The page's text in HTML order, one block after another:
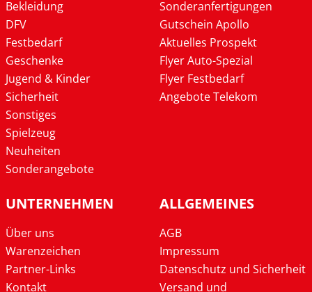
Bekleidung
DFV
Festbedarf
Geschenke
Jugend & Kinder
Sicherheit
Sonstiges
Spielzeug
Neuheiten
Sonderangebote
Sonderanfertigungen
Gutschein Apollo
Aktuelles Prospekt
Flyer Auto-Spezial
Flyer Festbedarf
Angebote Telekom
UNTERNEHMEN
Über uns
Warenzeichen
Partner-Links
Kontakt
ALLGEMEINES
AGB
Impressum
Datenschutz und Sicherheit
Versand und